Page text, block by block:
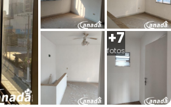
+7
fotos